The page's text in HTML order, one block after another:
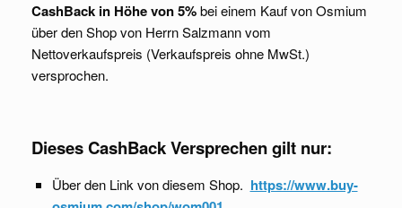
CashBack in Höhe von 5%bei einem Kauf von Osmium
über den Shop von Herrn Salzmann vom
Nettoverkaufspreis (Verkaufspreis ohne MwSt.)
versprochen.
Dieses CashBack Versprechen gilt nur:
Über den Link von diesem Shop. https://www.buy-